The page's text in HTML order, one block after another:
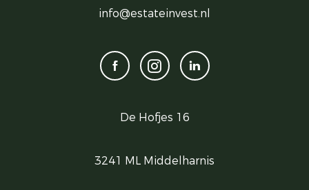
info@estateinvest.nl
De Hofjes 16
3241 ML Middelharnis